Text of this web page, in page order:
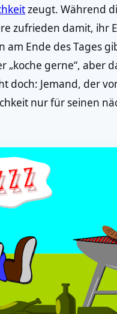
zeugt. Während
zufrieden damit, ihr
am Ende des Tages
gerne“, aber
doch: Jemand, der
nur für seinen